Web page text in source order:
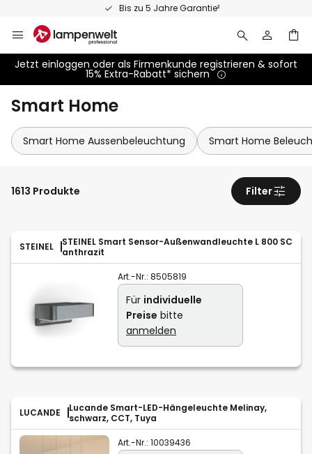
Bis zu 5 Jahre Garantie²
Inhalt
springen
Jetzt einloggen oder als Firmenkunde registrieren & sofort
15% Extra-Rabatt* sichern
Smart Home
Smart Home Aussenbeleuchtung Smart Home
STEINEL
STEINEL Smart Sensor-Außenwandleuchte L 800 SC
anthrazit
Art.-Nr.: 8505819
Für individuelle
Preise bitte
anmelden
LUCANDE
Lucande Smart-LED-Hängeleuchte Melinay,
schwarz, CCT, Tuya
Art.-Nr.: 10039436
1613 Produkte Filter